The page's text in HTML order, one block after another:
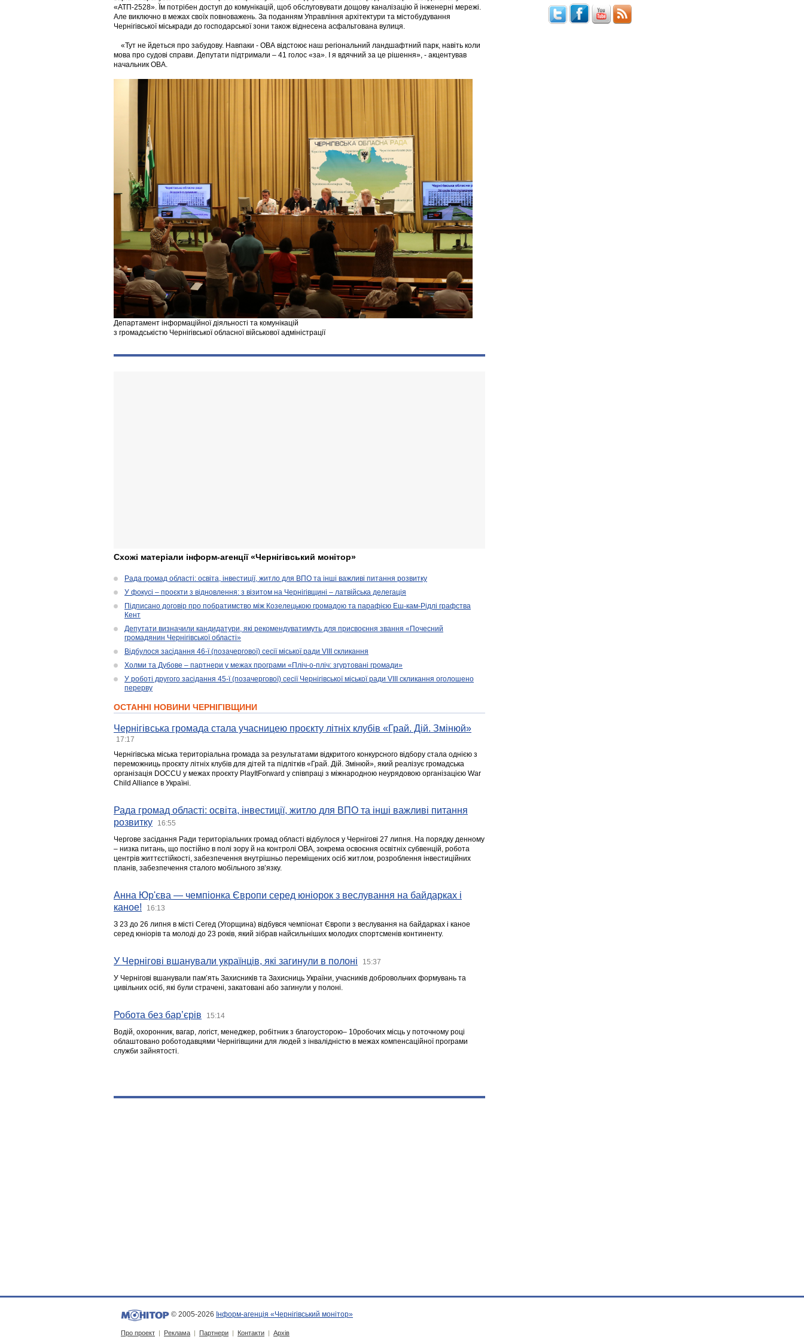
«АТП-2528». Їм потрібен доступ до комунікацій, щоб обслуговувати дощову каналізацію й інженерні мережі.
Але виключно в межах своїх повноважень. За поданням Управління архітектури та містобудування
Чернігівської міськради до господарської зони також віднесена асфальтована вулиця.
«Тут не йдеться про забудову. Навпаки - ОВА відстоює наш регіональний ландшафтний парк, навіть коли
мова про судові справи. Депутати підтримали – 41 голос «за». І я вдячний за це рішення», - акцентував
начальник ОВА.
Департамент інформаційної діяльності та комунікацій
з громадськістю Чернігівської обласної військової адміністрації
Схожі матеріали інформ-агенції «Чернігівський монітор»
Рада громад області: освіта, інвестиції, житло для ВПО та інші важливі питання розвитку
У фокусі – проєкти з відновлення: з візитом на Чернігівщині – латвійська делегація
Підписано договір про побратимство між Козелецькою громадою та парафією Еш-кам-Рідлі графства
Кент
Депутати визначили кандидатури, які рекомендуватимуть для присвоєння звання «Почесний
громадянин Чернігівської області»
Відбулося засідання 46-ї (позачергової) сесії міської ради VIII скликання
Холми та Дубове – партнери у межах програми «Пліч-о-пліч: згуртовані громади»
У роботі другого засідання 45-ї (позачергової) сесії Чернігівської міської ради VIII скликання оголошено
перерву
ОСТАННІ НОВИНИ ЧЕРНІГІВЩИНИ
Чернігівська громада стала учасницею проєкту літніх клубів «Грай. Дій. Змінюй»
17:17
Чернігівська міська територіальна громада за результатами відкритого конкурсного відбору стала однією з
переможниць проєкту літніх клубів для дітей та підлітків «Грай. Дій. Змінюй», який реалізує громадська
організація DOCCU у межах проєкту PlayItForward у співпраці з міжнародною неурядовою організацією War
Child Alliance в Україні.
Рада громад області: освіта, інвестиції, житло для ВПО та інші важливі питання
розвитку
16:55
Чергове засідання Ради територіальних громад області відбулося у Чернігові 27 липня. На порядку денному
– низка питань, що постійно в полі зору й на контролі ОВА, зокрема освоєння освітніх субвенцій, робота
центрів життєстійкості, забезпечення внутрішньо переміщених осіб житлом, розроблення інвестиційних
планів, забезпечення сталого мобільного зв’язку.
Анна Юр'єва — чемпіонка Європи серед юніорок з веслування на байдарках і
каное!
16:13
З 23 до 26 липня в місті Сегед (Угорщина) відбувся чемпіонат Європи з веслування на байдарках і каное
серед юніорів та молоді до 23 років, який зібрав найсильніших молодих спортсменів континенту.
У Чернігові вшанували українців, які загинули в полоні 15:37
У Чернігові вшанували пам’ять Захисників та Захисниць України, учасників добровольчих формувань та
цивільних осіб, які були страчені, закатовані або загинули у полоні.
Робота без бар’єрів 15:14
Водій, охоронник, вагар, логіст, менеджер, робітник з благоусторою– 10робочих місць у поточному році
облаштовано роботодавцями Чернігівщини для людей з інвалідністю в межах компенсаційної програми
служби зайнятості.
© 2005-2026 Інформ-агенція «Чернігівський монітор»
Про проект | Реклама | Партнери | Контакти | Архів